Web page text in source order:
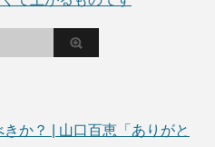
か？ | 山口百恵「ありがと